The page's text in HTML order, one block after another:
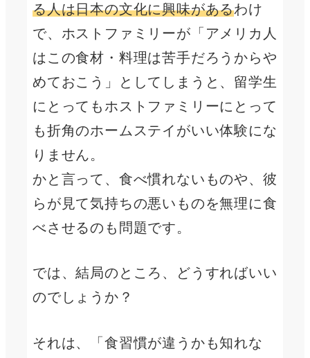
る人は日本の文化に興味があるわけ
で、ホストファミリーが「アメリカ人
はこの食材・料理は苦手だろうからや
めておこう」としてしまうと、留学生
にとってもホストファミリーにとって
も折角のホームステイがいい体験にな
りません。
かと言って、食べ慣れないものや、彼
らが見て気持ちの悪いものを無理に食
べさせるのも問題です。
では、結局のところ、どうすればいい
のでしょうか？
それは、「食習慣が違うかも知れな